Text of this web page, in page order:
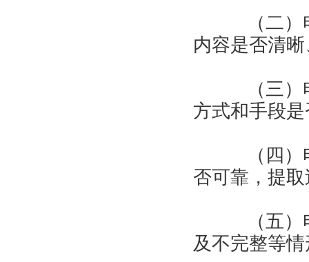
（二）电
内容是否清
（三）电
方式和手段
（四）电
否可靠，提
（五）电
及不完整等